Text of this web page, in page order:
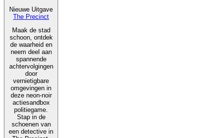
Nieuwe Uitgave
The Precinct
Maak de stad
schoon, ontdek
de waarheid en
neem deel aan
spannende
achtervolgingen
door
vernietigbare
omgevingen in
deze neon-noir
actiesandbox
politiegame.
Stap in de
schoenen van
een detective in